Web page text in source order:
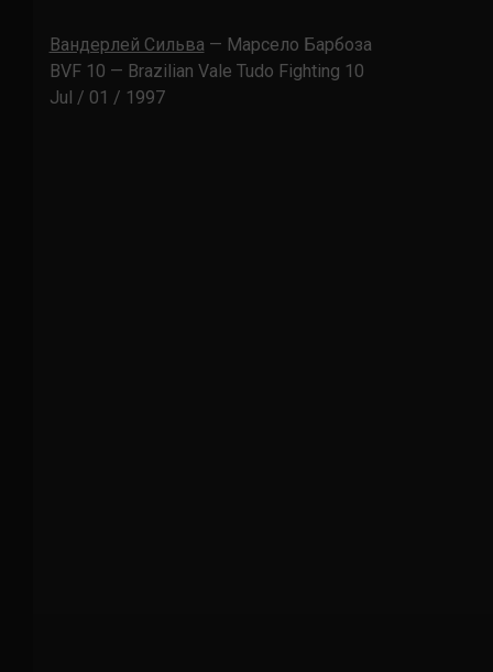
Вандерлей Сильва — Марсело Барбоза
BVF 10 — Brazilian Vale Tudo Fighting 10
Jul / 01 / 1997